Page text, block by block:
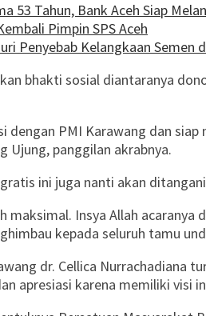
53 Tahun, Bank Aceh Siap
Pimpin SPS Aceh
Penyebab Kelangkaan Semen
bhakti sosial diantaranya
dengan PMI Karawang dan
Ujung, panggilan akrabnya.
ini juga nanti akan
maksimal. Insya Allah
kepada seluruh tamu
dr. Cellica Nurrachadiana
apresiasi karena memiliki visi